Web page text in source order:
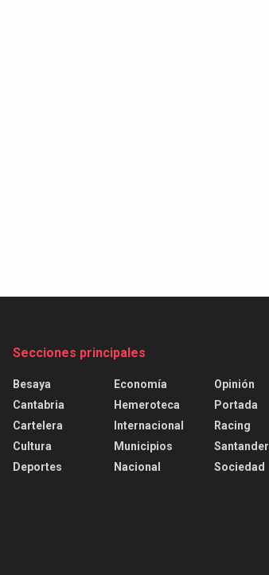
Secciones principales
Besaya
Cantabria
Cartelera
Cultura
Deportes
Economía
Hemeroteca
Internacional
Municipios
Nacional
Opinión
Portada
Racing
Santander
Sociedad